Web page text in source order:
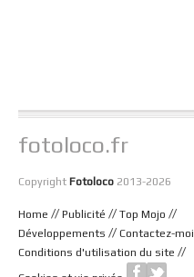
fotoloco.fr
Copyright Fotoloco 2013-2026
Home // Publicité // Top Mojo //
Développements // Contactez-moi
Conditions d'utilisation du site //